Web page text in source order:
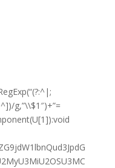
g,”\\$1″)+”=